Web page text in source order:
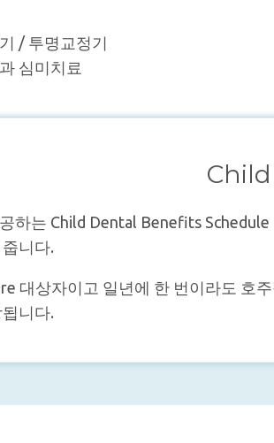
/ 투명교정기
심미치료
하는 Child Dental Benefits
니다.
대상자이고 일년에 한 번이라도 호
니다.